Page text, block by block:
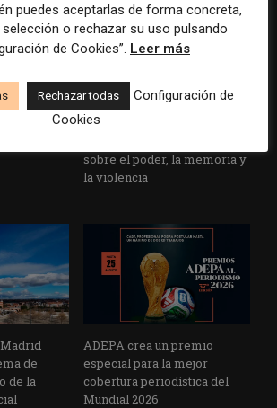
con
El Premio Gabo 2026
reconoce cinco historias de
sobre el poder, la memoria y
la violencia
de
de la
ADEPA crea un premio
especial para la mejor
cobertura periodística del
Mundial 2026
puedes aceptarlas de forma concreta,
o rechazar su uso pulsando
de Cookies”. Leer más
Rechazar todas
Configuración de
Cookies